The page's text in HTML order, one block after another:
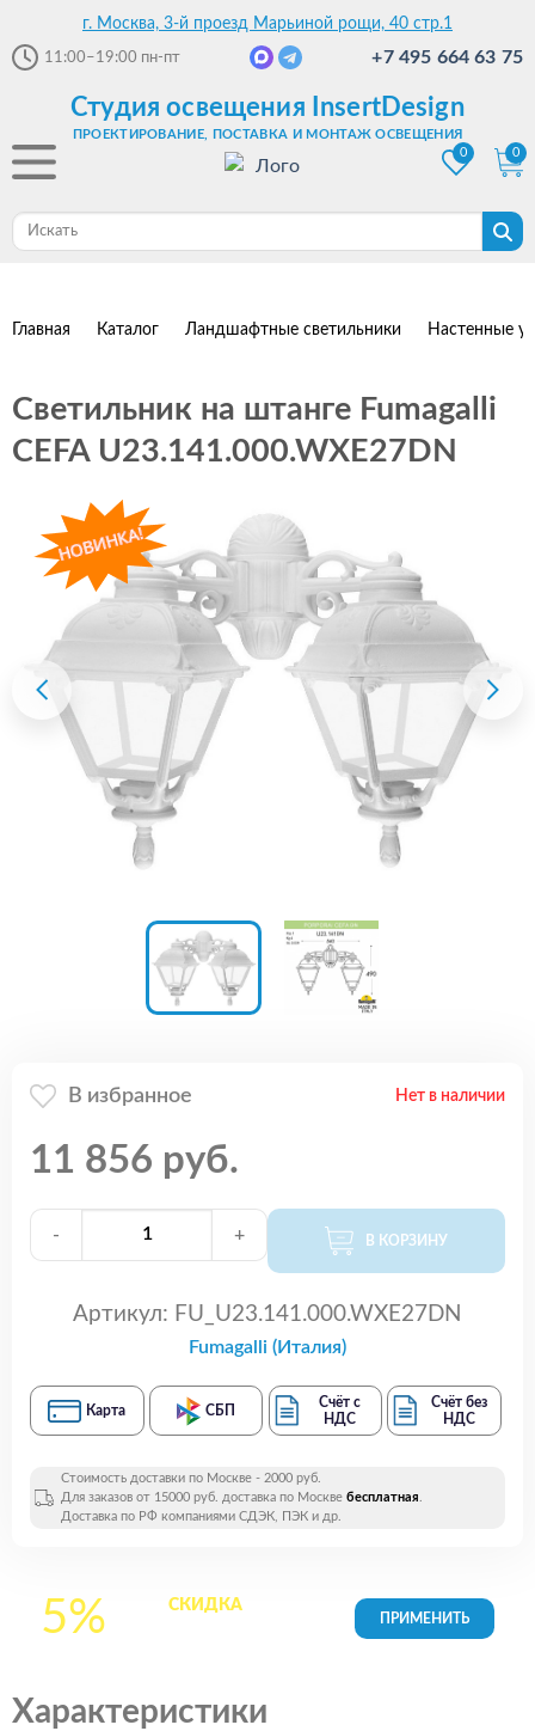
г. Москва, 3-й проезд Марьиной рощи, 40 стр.1
11:00–19:00 пн-пт +7 495 664 63 75
Студия освещения InsertDesign
ПРОЕКТИРОВАНИЕ, ПОСТАВКА И МОНТАЖ ОСВЕЩЕНИЯ
0
0
Главная Каталог Ландшафтные светильники Настенные
Светильник на штанге Fumagalli
CEFA U23.141.000.WXE27DN
В избранное Нет в наличии
11 856 руб.
- + В КОРЗИНУ
Артикул: FU_U23.141.000.WXE27DN
Fumagalli (Италия)
Карта СБП
Счёт с
НДС
Счёт без
НДС
Стоимость доставки по Москве - 2000 руб.
Для заказов от 15000 руб. доставка по Москве бесплатная.
Доставка по РФ компаниями СДЭК, ПЭК и др.
5% СКИДКАна все
Характеристики